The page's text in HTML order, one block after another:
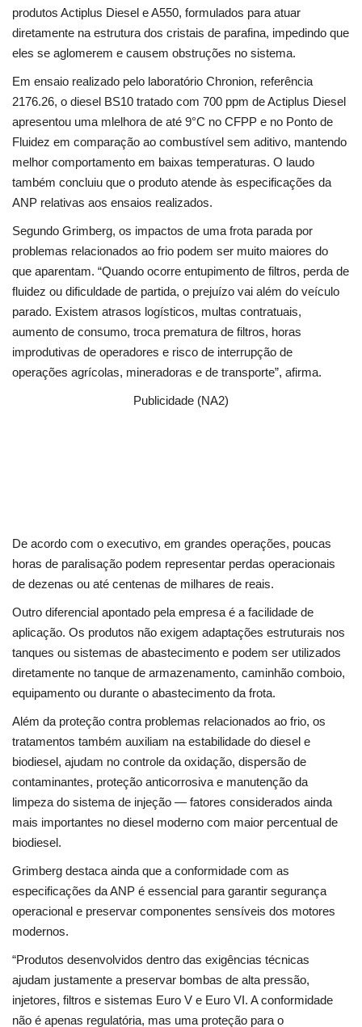
produtos Actiplus Diesel e A550, formulados para atuar
diretamente na estrutura dos cristais de parafina, impedindo que
eles se aglomerem e causem obstruções no sistema.
Em ensaio realizado pelo laboratório Chronion, referência
2176.26, o diesel BS10 tratado com 700 ppm de Actiplus Diesel
apresentou uma mlelhora de até 9°C no CFPP e no Ponto de
Fluidez em comparação ao combustível sem aditivo, mantendo
melhor comportamento em baixas temperaturas. O laudo
também concluiu que o produto atende às especificações da
ANP relativas aos ensaios realizados.
Segundo Grimberg, os impactos de uma frota parada por
problemas relacionados ao frio podem ser muito maiores do
que aparentam. “Quando ocorre entupimento de filtros, perda de
fluidez ou dificuldade de partida, o prejuízo vai além do veículo
parado. Existem atrasos logísticos, multas contratuais,
aumento de consumo, troca prematura de filtros, horas
improdutivas de operadores e risco de interrupção de
operações agrícolas, mineradoras e de transporte”, afirma.
Publicidade (NA2)
De acordo com o executivo, em grandes operações, poucas
horas de paralisação podem representar perdas operacionais
de dezenas ou até centenas de milhares de reais.
Outro diferencial apontado pela empresa é a facilidade de
aplicação. Os produtos não exigem adaptações estruturais nos
tanques ou sistemas de abastecimento e podem ser utilizados
diretamente no tanque de armazenamento, caminhão comboio,
equipamento ou durante o abastecimento da frota.
Além da proteção contra problemas relacionados ao frio, os
tratamentos também auxiliam na estabilidade do diesel e
biodiesel, ajudam no controle da oxidação, dispersão de
contaminantes, proteção anticorrosiva e manutenção da
limpeza do sistema de injeção — fatores considerados ainda
mais importantes no diesel moderno com maior percentual de
biodiesel.
Grimberg destaca ainda que a conformidade com as
especificações da ANP é essencial para garantir segurança
operacional e preservar componentes sensíveis dos motores
modernos.
“Produtos desenvolvidos dentro das exigências técnicas
ajudam justamente a preservar bombas de alta pressão,
injetores, filtros e sistemas Euro V e Euro VI. A conformidade
não é apenas regulatória, mas uma proteção para o